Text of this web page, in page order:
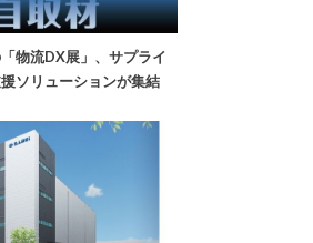
物流DX展」、サプライ
ソリューションが集結